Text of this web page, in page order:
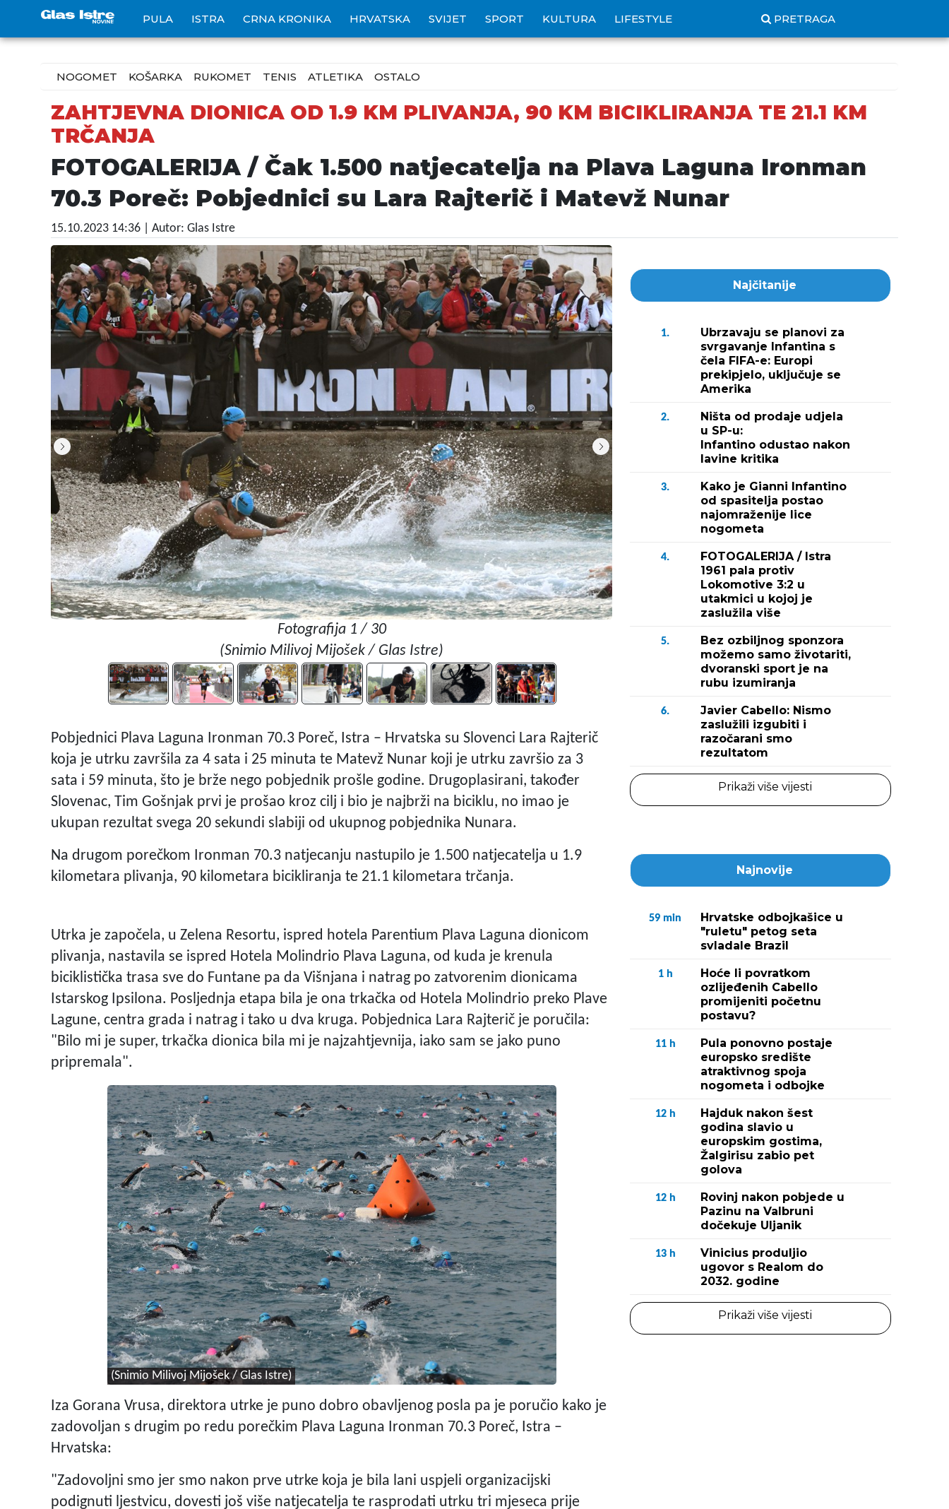
PULA ISTRA CRNA KRONIKA HRVATSKA SVIJET SPORT KULTURA LIFESTYLE PRETRAGA
NOGOMET KOŠARKA RUKOMET TENIS ATLETIKA OSTALO
ZAHTJEVNA DIONICA OD 1.9 KM PLIVANJA, 90 KM BICIKLIRANJA TE 21.1 KM
TRČANJA
FOTOGALERIJA / Čak 1.500 natjecatelja na Plava Laguna Ironman
70.3 Poreč: Pobjednici su Lara Rajterič i Matevž Nunar
15.10.2023 14:36 | Autor: Glas Istre
Fotografija 1 / 30
(Snimio Milivoj Mijošek / Glas Istre)
(Snimio Milivoj Mijošek /
Pobjednici Plava Laguna Ironman 70.3 Poreč, Istra – Hrvatska su Slovenci Lara Rajterič
koja je utrku završila za 4 sata i 25 minuta te Matevž Nunar koji je utrku završio za 3
sata i 59 minuta, što je brže nego pobjednik prošle godine. Drugoplasirani, također
Slovenac, Tim Gošnjak prvi je prošao kroz cilj i bio je najbrži na biciklu, no imao je
ukupan rezultat svega 20 sekundi slabiji od ukupnog pobjednika Nunara.
Na drugom porečkom Ironman 70.3 natjecanju nastupilo je 1.500 natjecatelja u 1.9
kilometara plivanja, 90 kilometara bicikliranja te 21.1 kilometara trčanja.
Utrka je započela, u Zelena Resortu, ispred hotela Parentium Plava Laguna dionicom
plivanja, nastavila se ispred Hotela Molindrio Plava Laguna, od kuda je krenula
biciklistička trasa sve do Funtane pa da Višnjana i natrag po zatvorenim dionicama
Istarskog Ipsilona. Posljednja etapa bila je ona trkačka od Hotela Molindrio preko Plave
Lagune, centra grada i natrag i tako u dva kruga. Pobjednica Lara Rajterič je poručila:
"Bilo mi je super, trkačka dionica bila mi je najzahtjevnija, iako sam se jako puno
pripremala".
(Snimio Milivoj Mijošek / Glas Istre)
Iza Gorana Vrusa, direktora utrke je puno dobro obavljenog posla pa je poručio kako je
zadovoljan s drugim po redu porečkim Plava Laguna Ironman 70.3 Poreč, Istra –
Hrvatska:
"Zadovoljni smo jer smo nakon prve utrke koja je bila lani uspjeli organizacijski
podignuti ljestvicu, dovesti još više natjecatelja te rasprodati utrku tri mjeseca prije
Najčitanije
1.
Ubrzavaju se planovi za
svrgavanje Infantina s
čela FIFA-e: Europi
prekipjelo, uključuje se
Amerika
2.
Ništa od prodaje udjela
u SP-u:
Infantino odustao nakon
lavine kritika
3.
Kako je Gianni Infantino
od spasitelja postao
najomraženije lice
nogometa
4.
FOTOGALERIJA / Istra
1961 pala protiv
Lokomotive 3:2 u
utakmici u kojoj je
zaslužila više
5.
Bez ozbiljnog sponzora
možemo samo životariti,
dvoranski sport je na
rubu izumiranja
6.
Javier Cabello: Nismo
zaslužili izgubiti i
razočarani smo
rezultatom
Prikaži više vijesti
Najnovije
59 min
Hrvatske odbojkašice u
"ruletu" petog seta
svladale Brazil
1 h
Hoće li povratkom
ozlijeđenih Cabello
promijeniti početnu
postavu?
11 h
Pula ponovno postaje
europsko središte
atraktivnog spoja
nogometa i odbojke
12 h
Hajduk nakon šest
godina slavio u
europskim gostima,
Žalgirisu zabio pet
golova
12 h
Rovinj nakon pobjede u
Pazinu na Valbruni
dočekuje Uljanik
13 h
Vinicius produljio
ugovor s Realom do
2032. godine
Prikaži više vijesti